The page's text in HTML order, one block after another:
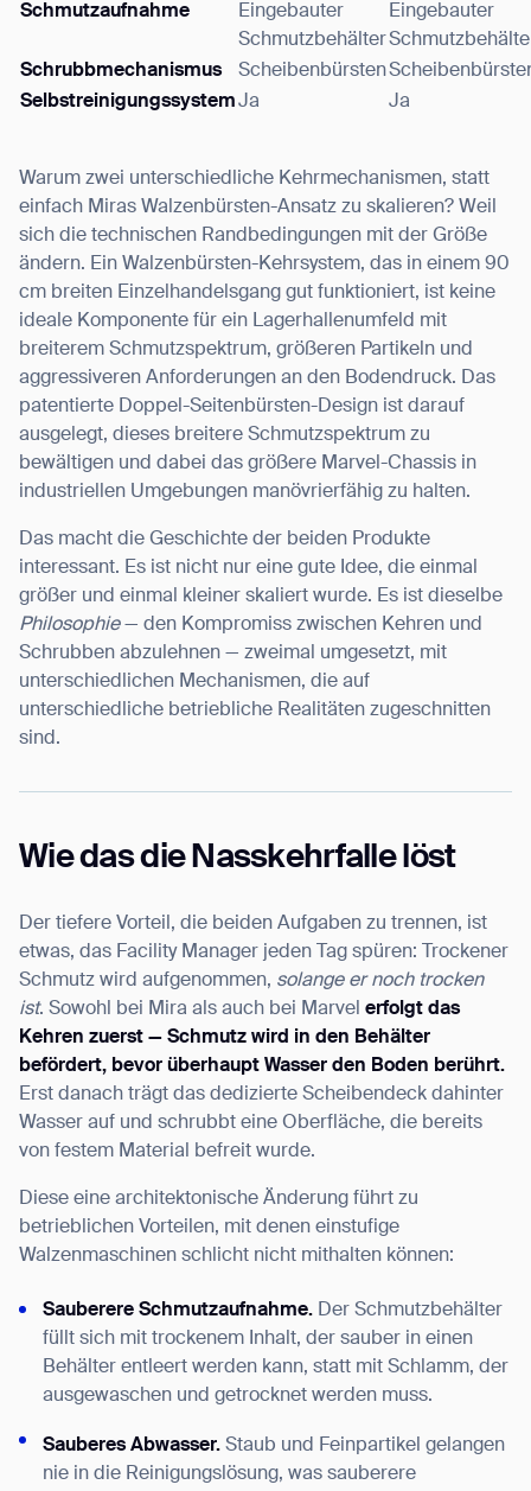
Schmutzaufnahme
Eingebauter
Schmutzbehälter
Eingebauter
Schrubbmechanismus
Scheibenbürsten
SelbstreinigungssystemJa Ja
Warum zwei unterschiedliche Kehrmechanismen, statt
einfach Miras Walzenbürsten-Ansatz zu skalieren? Weil
sich die technischen Randbedingungen mit der Größe
ändern. Ein Walzenbürsten-Kehrsystem, das in einem 90
cm breiten Einzelhandelsgang gut funktioniert, ist keine
ideale Komponente für ein Lagerhallenumfeld mit
breiterem Schmutzspektrum, größeren Partikeln und
aggressiveren Anforderungen an den Bodendruck. Das
patentierte Doppel-Seitenbürsten-Design ist darauf
ausgelegt, dieses breitere Schmutzspektrum zu
bewältigen und dabei das größere Marvel-Chassis in
industriellen Umgebungen manövrierfähig zu halten.
Das macht die Geschichte der beiden Produkte
interessant. Es ist nicht nur eine gute Idee, die einmal
größer und einmal kleiner skaliert wurde. Es ist dieselbe
Philosophie— den Kompromiss zwischen Kehren und
Schrubben abzulehnen — zweimal umgesetzt, mit
unterschiedlichen Mechanismen, die auf
unterschiedliche betriebliche Realitäten zugeschnitten
sind.
Wie das die Nasskehrfalle löst
Der tiefere Vorteil, die beiden Aufgaben zu trennen, ist
etwas, das Facility Manager jeden Tag spüren: Trockener
Schmutz wird aufgenommen, solange er noch trocken
ist. Sowohl bei Mira als auch bei Marvel erfolgt das
Kehren zuerst — Schmutz wird in den Behälter
befördert, bevor überhaupt Wasser den Boden berührt.
Erst danach trägt das dedizierte Scheibendeck dahinter
Wasser auf und schrubbt eine Oberfläche, die bereits
von festem Material befreit wurde.
Diese eine architektonische Änderung führt zu
betrieblichen Vorteilen, mit denen einstufige
Walzenmaschinen schlicht nicht mithalten können:
Sauberere Schmutzaufnahme. Der Schmutzbehälter
füllt sich mit trockenem Inhalt, der sauber in einen
Behälter entleert werden kann, statt mit Schlamm, der
ausgewaschen und getrocknet werden muss.
Sauberes Abwasser. Staub und Feinpartikel gelangen
nie in die Reinigungslösung, was sauberere
Thank you for filling out the
form